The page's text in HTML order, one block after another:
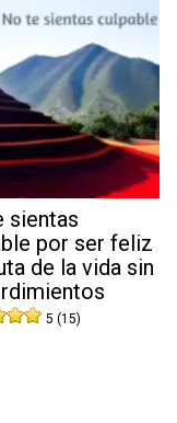
sientas
por ser feliz
de la vida sin
5 (15)